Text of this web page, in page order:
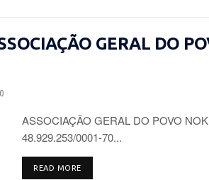
GERAL DO
0
ASSOCIAÇÃO GERAL DO POVO
48.929.253/0001-70...
READ MOREDETAILS